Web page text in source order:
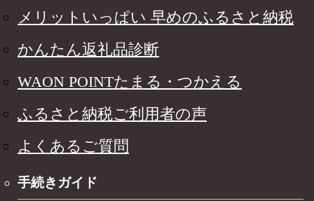
メリットいっぱい 早めのふるさと納税
かんたん返礼品診断
WAON POINTたまる・つかえる
ふるさと納税ご利用者の声
よくあるご質問
手続きガイド